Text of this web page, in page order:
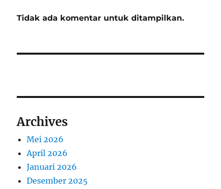
Tidak ada komentar untuk ditampilkan.
Archives
Mei 2026
April 2026
Januari 2026
Desember 2025